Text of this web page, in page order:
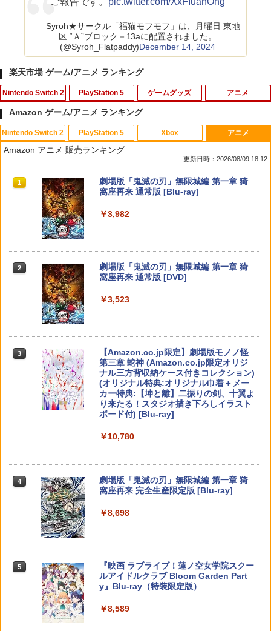
— Syroh★サークル「福猫モフモフ」は、月曜日 東地
区 “Ａ”ブロック－13aに配置されました。
(@Syroh_Flatpaddy)December 14, 2024
楽天市場 ゲーム/アニメ ランキング
Nintendo Switch 2
1
【楽天ブックス限定特典】ドンキーコン
グ バナンザ(「スーパーマリオ」ステッ
￥7,902
￥7,979
￥8,118
amiibo すりみ連合セット[フウカ【レイ
ダース】/ウツホ【レイダース】/マンタ
ロー【レイダース】]（スプラトゥーンシ
リーズ）
【特典】進撃の巨人3 Switch2版(【早
期購入封入特典】DLC)
PlayStation 5
1
【中古】PS5ドラゴンクエストVII Rei
magined
￥4,890
￥4,940
【8/11まで！抽選で最大全額ポイントバ
ック】 【日本語説明書付き】 Brook Wi
ngman NS ウィングマン NS Lite コンバ
PS5 XBOX Elite コントローラー用 Swit
【特典】Starsand Island（スターサン
￥5,965
ゲームグッズ
1
【中古】ぼくとシムのまち リゾートに元
気をとりもどそう! (特典無し)
Switch2 ケース 即納 スイッチ2 Nintend
グケース 新型 ジョイコン ソフト ケーブ
ルなど 収納可能 ギフト プレゼント シン
プル 無地 黒 ピンク 黄色 赤 青 送料無料
￥1,100
3
Switch2 ケース 即納 パステルカラー か
わいい Nintendo スイッチ2 対応 スイッ
チ スイッチツー ニンテンドー カバー ポ
ーチ ストラップ 新型 ジョイコン ソフト
ケーブル 収納可能 クリスマス ギフト プ
レゼント 送料無料
￥2,100
￥2,480
ALSHOCK 4) ジェット・ブラック 【メ
ーカー生産終了】
￥3,720
アニメ
1
デザート・ローズ 砂の薔薇 雪の黙示録
【Blu-ray】 [ 新谷かおる ]
￥4,400
￥4,976
ルパン三世 VS 名探偵コナン【Blu-ray】
[ 栗田貫一 ]
￥5,104
【中古】【Blu−ray】交響詩篇エウレカ
産 ブックレット付 / 京田知己【監督】
Amazon ゲーム/アニメ ランキング
Nintendo Switch 2
1
スプラトゥーン レイダース|オンライン
コード版
￥5,832
2 スプラトゥーン レイダース -Switch2
3 Nintendo Switch 2(日本語・国内専用)
￥55,491
ニンテンドープリペイド番号 9000円|オ
ンラインコード版
￥9,000
ニンテンドープリペイド番号 5000円|オ
ンラインコード版
PlayStation 5
1
PlayStation 5 デジタル・エディション
日本語専用 Console Language: Japan
2
Beast of Reincarnation -PS5 【特典】
プロダクトコード 封入
￥7,286
3
【純正品】ディスクドライブ(CFI-ZDD1
J) PlayStation 5
￥11,849
トローラー ミッドナイト ブラック(CFI-
【純正品】DualSense ワイヤレスコン
￥10,737
Xbox
1
【純正品】Xbox ワイヤレス コントロー
ラー + USB-C® ケーブル
￥8,300
ラー (ロボット ホワイト)
3
￥8,020
【純正品】Xbox 充電式バッテリー + US
B-C ケーブル
￥2,618
【国内正規品】Thrustmaster スラスト
S5、PS5 Pro、Xbox One、Xbox Serie
￥14,141
アニメ
Amazon アニメ 販売ランキング
更新日時：2026/08/09 18:12
1
劇場版「鬼滅の刃」無限城編 第一章 猗
窩座再来 通常版 [Blu-ray]
￥3,982
2
劇場版「鬼滅の刃」無限城編 第一章 猗
窩座再来 通常版 [DVD]
￥3,523
3
【Amazon.co.jp限定】劇場版モノノ怪
第三章 蛇神 (Amazon.co.jp限定オリジ
ナル三方背収納ケース付きコレクション)
(オリジナル特典:オリジナル巾着＋メー
カー特典:【坤と離】二振りの剣、十翼よ
り来たる！スタジオ描き下ろしイラスト
ボード付) [Blu-ray]
￥10,780
4
劇場版「鬼滅の刃」無限城編 第一章 猗
窩座再来 完全生産限定版 [Blu-ray]
￥8,698
5
『映画 ラブライブ！蓮ノ空女学院スクー
ルアイドルクラブ Bloom Garden Part
y』Blu-ray（特装限定版）
￥8,589